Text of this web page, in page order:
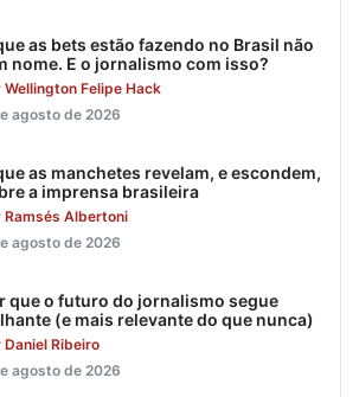
as bets estão fazendo no Brasil não
nome. E o jornalismo com isso?
Wellington Felipe Hack
agosto de 2026
as manchetes revelam, e escondem,
a imprensa brasileira
Ramsés Albertoni
agosto de 2026
que o futuro do jornalismo segue
(e mais relevante do que nunca)
Daniel Ribeiro
agosto de 2026